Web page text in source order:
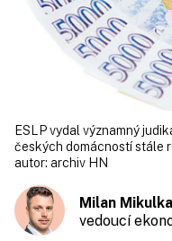
ESLP vydal významný
českých domácností stále
autor: archiv HN
Milan Mikulka
vedoucí